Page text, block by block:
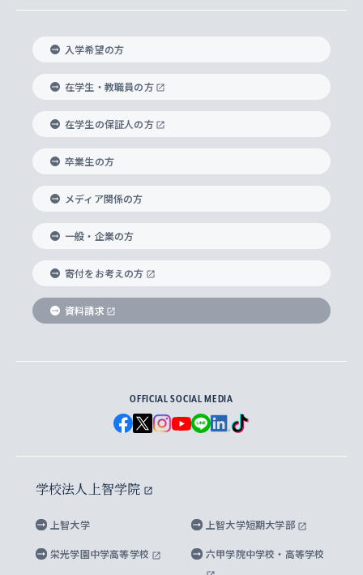
経済学部
外国語学部
総合グローバル学部
国際教養学部
理工学部
Futures） – 持続可能な未来を考える６学科連携
キリスト教人間学
身体知
思考と表現
データサイエンス
言語教育研究センター
上智大学のグローバル教育
グローバル教育センター
上智大学で学ぶ
海外で学ぶ
学びのサポート
大学院
神学研究科
実践宗教学研究科
総合人間科学研究科
経済学研究科
グローバル・スタディーズ研究科
助産学専攻科
生涯学習
国際言語情報研究所
グローバル・コンサーン研究所
比較文化研究所
ヨーロッパ研究所
アジア文化研究所
アメリカ・カナダ研究所
メディア・ジャーナリズム研究所
水稀少社会研究センター
先進機械・構造材料イノベーションセンター
知的財産
研究支援制度
重点領域研究・自由課題研究
研究活動に関する法令・研究費の使用について
課外教育プログラム
ボランティア活動
グローバルな学びのコミュニティ
学生の相談窓口
心身の健康相談
ハラスメント防止の取り組み
障がいのある学生への支援
キャリア形成サポート
キャリア形成支援プログラム
就職（内定先）・進路統計
企業の採用ご担当者様へのご案内
住まいのサポート
入れの方針）
科目等履修生
研究生・外国人特別研究生・国費留学生
交換留学生(海外大学から上智大学で学ぶ)
ノンディグリー生
Sophia Short-term Program受講生
学費・奨学金
学部入学前に出願する奨学金
国による高等教育の修学支援新制度
大学院生対象の奨学金
海外留学する際の費用と奨学金
理事長・学長メッセージ
学長・副学長紹介
上智大学の精神
上智大学の理念
上智大学の沿革
ソフィア・アーカイブズ
上智大学とカトリック
グローバルエンゲージメント
上智大学を訪れた世界の知性
国連Weeks・アフリカWeeks
ダイバーシティ＆サステナビリティへの取り組み
上智大学公式ソーシャルメディア
学校法人上智学院について
数字で見る上智大学
上智大学のネットワーク
父母・保証人とのネットワーク
学外とのネットワーク
上智大学の出版物
上智大学大学案内・大学院案内
英文広報誌 SOPHIA magazine
上智大学のビジュアル・アイデンティティ
上智大学ビジュアル・アイデンティティ
上智大学校歌 ・上智大学学生歌
上智大学への取材・キャンパスでの撮影について
上智大学の公開情報
上智大学の教育研究活動等の情報公表
キャンパス案内
入学希望の方
在学生・教職員の方
在学生の保証人の方
卒業生の方
メディア関係の方
一般・企業の方
寄付をお考えの方
資料請求
OFFICIAL SOCIAL MEDIA
学校法人上智学院
上智大学 上智大学短期大学部
栄光学園中学高等学校 六甲学院中学校・高等学校